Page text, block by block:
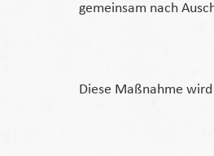
gemeinsam nach
Diese Maßnahme